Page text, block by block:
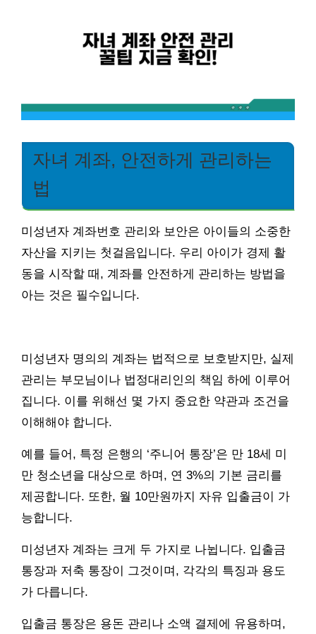
자녀 계좌, 안전하게 관리하는
법
미성년자 계좌번호 관리와 보안은 아이들의 소중한
자산을 지키는 첫걸음입니다. 우리 아이가 경제 활
동을 시작할 때, 계좌를 안전하게 관리하는 방법을
아는 것은 필수입니다.
미성년자 명의의 계좌는 법적으로 보호받지만, 실제
관리는 부모님이나 법정대리인의 책임 하에 이루어
집니다. 이를 위해선 몇 가지 중요한 약관과 조건을
이해해야 합니다.
예를 들어, 특정 은행의 ‘주니어 통장’은 만 18세 미
만 청소년을 대상으로 하며, 연 3%의 기본 금리를
제공합니다. 또한, 월 10만원까지 자유 입출금이 가
능합니다.
미성년자 계좌는 크게 두 가지로 나뉩니다. 입출금
통장과 저축 통장이 그것이며, 각각의 특징과 용도
가 다릅니다.
입출금 통장은 용돈 관리나 소액 결제에 유용하며,